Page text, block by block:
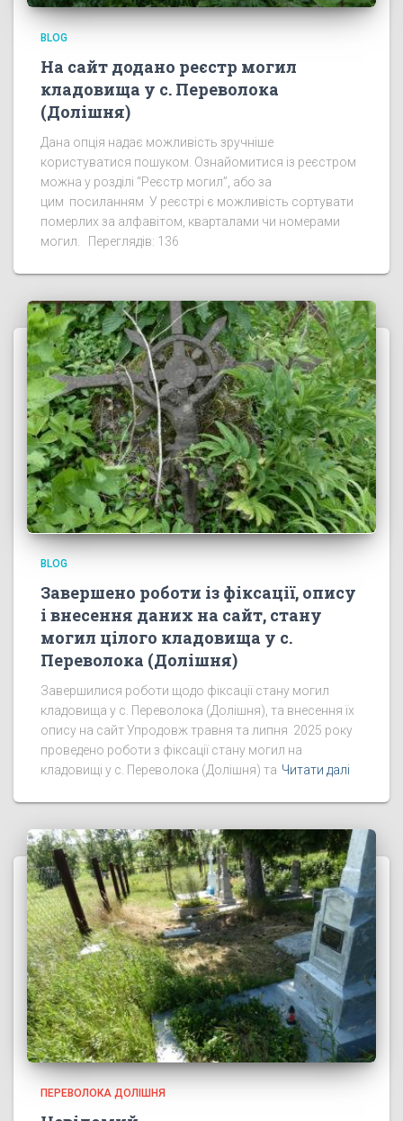
BLOG
На сайт додано реєстр могил
кладовища у с. Переволока
(Долішня)
Дана опція надає можливість зручніше
користуватися пошуком. Ознайомитися із реєстром
можна у розділі “Реєстр могил”, або за
цим посиланням У реєстрі є можливість сортувати
померлих за алфавітом, кварталами чи номерами
могил. Переглядів: 136
BLOG
Завершено роботи із фіксації, опису
і внесення даних на сайт, стану
могил цілого кладовища у с.
Переволока (Долішня)
Завершилися роботи щодо фіксації стану могил
кладовища у с. Переволока (Долішня), та внесення їх
опису на сайт Упродовж травня та липня 2025 року
проведено роботи з фіксації стану могил на
кладовищі у с. Переволока (Долішня) та Читати далі
ПЕРЕВОЛОКА ДОЛІШНЯ